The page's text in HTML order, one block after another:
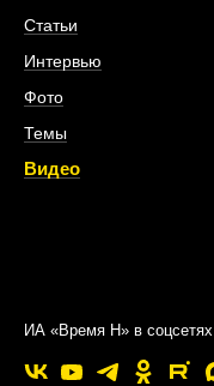
Статьи
Интервью
Фото
Темы
Видео
ИА «Время Н» в соцсетях